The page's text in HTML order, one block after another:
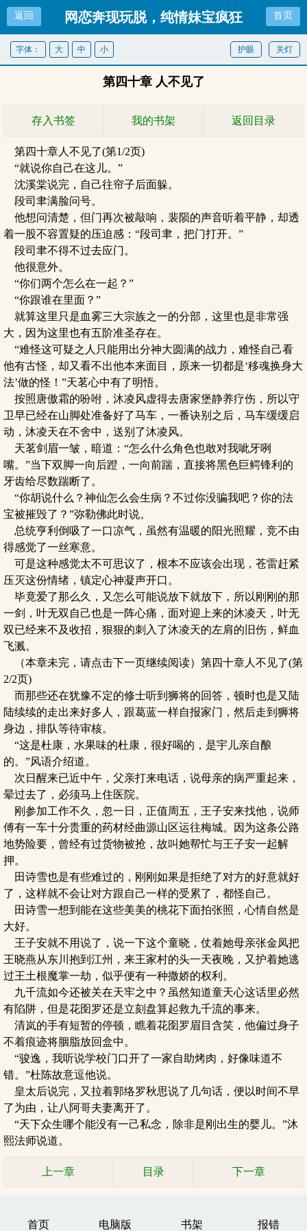
返回 网恋奔现玩脱，纯情妹宝疯狂 首页
关灯
护眼
字体： 大 中 小
第四十章 人不见了
存入书签 我的书架 返回目录
第四十章人不见了(第1/2页)
“就说你自己在这儿。”
沈溪棠说完，自己往帘子后面躲。
段司聿满脸问号。
他想问清楚，但门再次被敲响，裴陨的声音听着平静，却透
着一股不容置疑的压迫感：“段司聿，把门打开。”
段司聿不得不过去应门。
他很意外。
“你们两个怎么在一起？”
“你跟谁在里面？”
就算这里只是血雾三大宗族之一的分部，这里也是非常强
大，因为这里也有五阶准圣存在。
“难怪这可疑之人只能用出分神大圆满的战力，难怪自己看
他有古怪，却又看不出他本来面目，原来一切都是‘移魂换身大
法’做的怪！”天茗心中有了明悟。
按照唐傲霜的吩咐，沐凌风虚得去唐家堡静养疗伤，所以守
卫早已经在山脚处准备好了马车，一番诀别之后，马车缓缓启
动，沐凌天在不舍中，送别了沐凌风。
天茗剑眉一皱，暗道：“怎么什么角色也敢对我呲牙咧
嘴。”当下双脚一向后蹬，一向前踹，直接将黑色巨鳄锋利的
牙齿给尽数踹断了。
“你胡说什么？神仙怎么会生病？不过你没骗我吧？你的法
宝被摧毁了？”弥勒佛此时说。
总统亨利倒吸了一口凉气，虽然有温暖的阳光照耀，竞不由
得感觉了一丝寒意。
可是这种感觉太不可思议了，根本不应该会出现，苍雷赶紧
压灭这份情绪，镇定心神凝声开口。
毕竟爱了那么久，又怎么可能说放下就放下，所以刚刚的那
一剑，叶无双自己也是一阵心痛，面对迎上来的沐凌天，叶无
双已经来不及收招，狠狠的刺入了沐凌天的左肩的旧伤，鲜血
飞溅。
（本章未完，请点击下一页继续阅读）第四十章人不见了(第
2/2页)
而那些还在犹豫不定的修士听到狮将的回答，顿时也是又陆
陆续续的走出来好多人，跟葛蓝一样自报家门，然后走到狮将
身边，排队等待审核。
“这是杜康，水果味的杜康，很好喝的，是宇儿亲自酿
的。”风语介绍道。
次日醒来已近中午，父亲打来电话，说母亲的病严重起来，
晕过去了，必须马上住医院。
刚参加工作不久，忽一日，正值周五，王子安来找他，说师
傅有一车十分贵重的药材经曲源山区运往梅城。因为这条公路
地势险要，曾经有过货物被抢，故叫她帮忙与王子安一起解
押。
田诗雪也是有些难过的，刚刚如果是拒绝了对方的好意就好
了，这样就不会让对方跟自己一样的受累了，都怪自己。
田诗雪一想到能在这些美美的桃花下面拍张照，心情自然是
大好。
王子安就不用说了，说一下这个童晓，仗着她母亲张金凤把
王晓燕从东川抱到江州，来王家村的头一天夜晚，又护着她逃
过王土根魔掌一劫，似乎便有一种撒娇的权利。
九千流如今还被关在天牢之中？虽然知道童天心这话里必然
有陷阱，但是花囹罗还是立刻盘算起救九千流的事来。
清岚的手有短暂的停顿，瞧着花囹罗眉目含笑，他偏过身子
不着痕迹将胭脂放回盒中。
“骏逸，我听说学校门口开了一家自助烤肉，好像味道不
错。”杜陈故意逗他说。
皇太后说完，又拉着郭络罗秋思说了几句话，便以时间不早
了为由，让八阿哥夫妻离开了。
“天下众生哪个能没有一己私念，除非是刚出生的婴儿。”沐
熙法师说道。
上一章 目录 下一章
首页 电脑版 书架 报错